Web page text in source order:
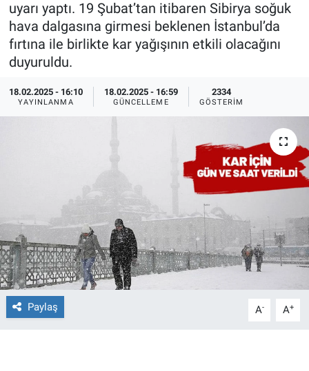
uyarı yaptı. 19 Şubat’tan itibaren Sibirya soğuk
hava dalgasına girmesi beklenen İstanbul’da
fırtına ile birlikte kar yağışının etkili olacağını
duyuruldu.
18.02.2025 - 16:10
YAYINLANMA
18.02.2025 - 16:59
GÜNCELLEME
2334
GÖSTERIM
Paylaş A- A+
Ege Saati
Ege'den Esintiler
Eğitim
Gerçeğin İzinde
Gün Başlıyor
Gün Bitiyor
Yayın Akışı
İletişim
Haber Arşivi